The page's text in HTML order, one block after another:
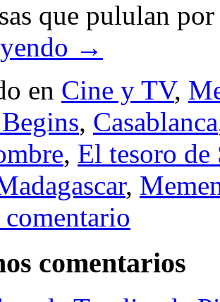
que pululan
→
en Cine y TV,
, Casablanca
, El tesoro de
,
comentario
comentarios